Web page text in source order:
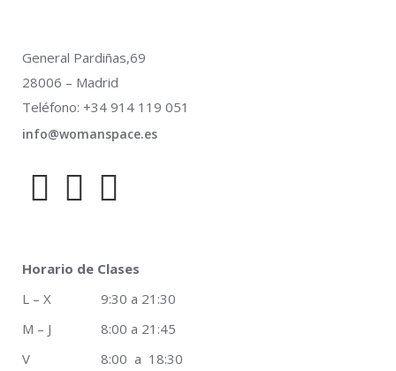
General Pardiñas,69
28006 – Madrid
Teléfono: +34 914 119 051
info@womanspace.es
Horario de Clases
L – X 9:30 a 21:30
M – J 8:00 a 21:45
V 8:00 a 18:30